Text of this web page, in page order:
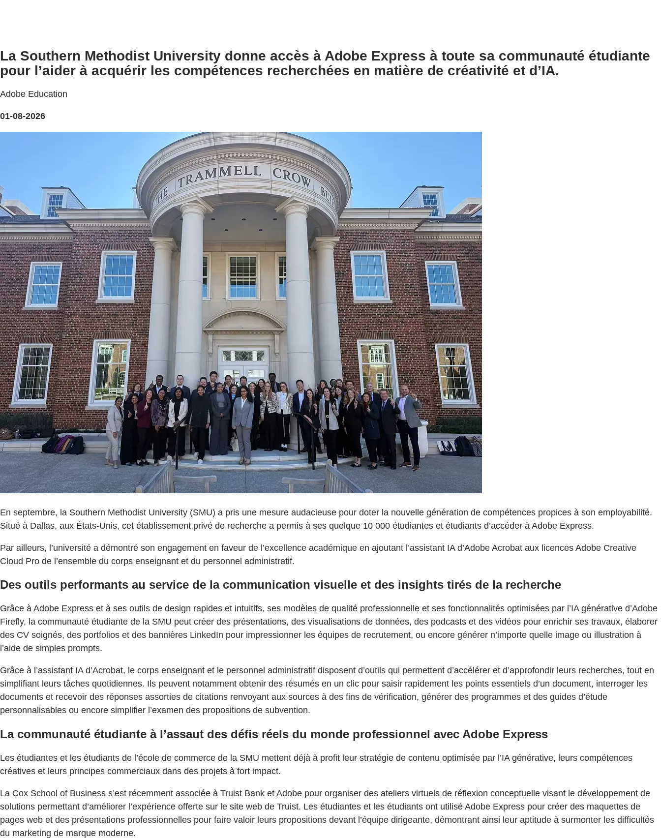
La Southern Methodist University donne accès à Adobe Express à toute sa communauté étudiante
pour l’aider à acquérir les compétences recherchées en matière de créativité et d’IA.
Adobe Education
01-08-2026
En septembre, la Southern Methodist University (SMU) a pris une mesure audacieuse pour doter la nouvelle génération de compétences propices à son employabilité.
Situé à Dallas, aux États-Unis, cet établissement privé de recherche a permis à ses quelque 10 000 étudiantes et étudiants d’accéder à Adobe Express.
Par ailleurs, l’université a démontré son engagement en faveur de l’excellence académique en ajoutant l’assistant IA d’Adobe Acrobat aux licences Adobe Creative
Cloud Pro de l’ensemble du corps enseignant et du personnel administratif.
Des outils performants au service de la communication visuelle et des insights tirés de la recherche
Grâce à Adobe Express et à ses outils de design rapides et intuitifs, ses modèles de qualité professionnelle et ses fonctionnalités optimisées par l’IA générative d’Adobe
Firefly, la communauté étudiante de la SMU peut créer des présentations, des visualisations de données, des podcasts et des vidéos pour enrichir ses travaux, élaborer
des CV soignés, des portfolios et des bannières LinkedIn pour impressionner les équipes de recrutement, ou encore générer n’importe quelle image ou illustration à
l’aide de simples prompts.
Grâce à l’assistant IA d’Acrobat, le corps enseignant et le personnel administratif disposent d’outils qui permettent d’accélérer et d’approfondir leurs recherches, tout en
simplifiant leurs tâches quotidiennes. Ils peuvent notamment obtenir des résumés en un clic pour saisir rapidement les points essentiels d’un document, interroger les
documents et recevoir des réponses assorties de citations renvoyant aux sources à des fins de vérification, générer des programmes et des guides d’étude
personnalisables ou encore simplifier l’examen des propositions de subvention.
La communauté étudiante à l’assaut des défis réels du monde professionnel avec Adobe Express
Les étudiantes et les étudiants de l’école de commerce de la SMU mettent déjà à profit leur stratégie de contenu optimisée par l’IA générative, leurs compétences
créatives et leurs principes commerciaux dans des projets à fort impact.
La Cox School of Business s’est récemment associée à Truist Bank et Adobe pour organiser des ateliers virtuels de réflexion conceptuelle visant le développement de
solutions permettant d’améliorer l’expérience offerte sur le site web de Truist. Les étudiantes et les étudiants ont utilisé Adobe Express pour créer des maquettes de
pages web et des présentations professionnelles pour faire valoir leurs propositions devant l’équipe dirigeante, démontrant ainsi leur aptitude à surmonter les difficultés
du marketing de marque moderne.